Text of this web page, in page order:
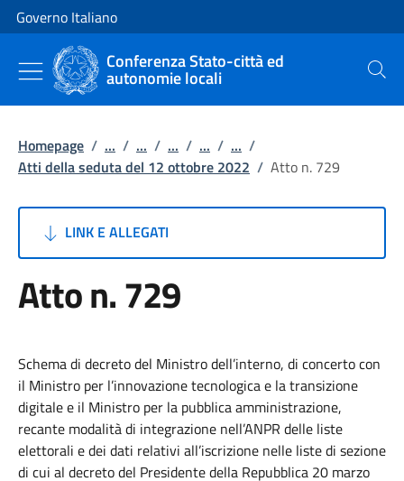
Vai al contenuto
Vai alla navigazione del sito
Governo Italiano
Conferenza Stato-città ed
autonomie locali Cerca
Homepage / ... / ... / ... / ... / ... /
Atti della seduta del 12 ottobre 2022 / Atto n. 729
LINK E ALLEGATI
Atto n. 729
Schema di decreto del Ministro dell’interno, di concerto con
il Ministro per l’innovazione tecnologica e la transizione
digitale e il Ministro per la pubblica amministrazione,
recante modalità di integrazione nell’ANPR delle liste
elettorali e dei dati relativi all’iscrizione nelle liste di sezione
di cui al decreto del Presidente della Repubblica 20 marzo